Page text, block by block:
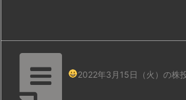
2022年3月15日（火）の株